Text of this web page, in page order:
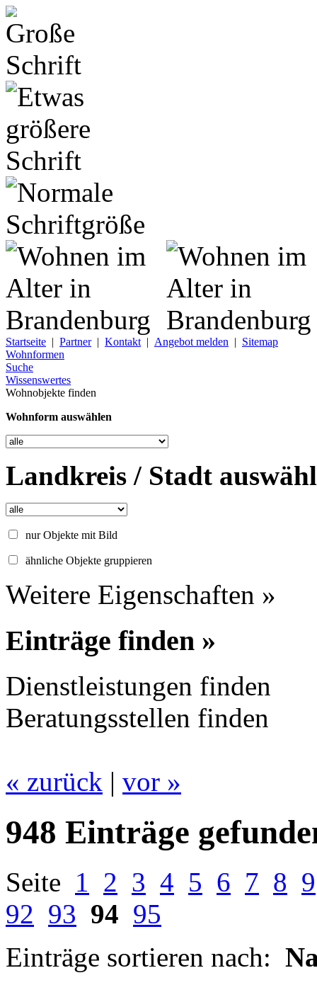
Startseite | Partner| Kontakt | Angebot melden | Sitemap
Wohnformen
Suche
Wissenswertes
Wohnobjekte finden
Wohnform auswählen
Landkreis / Stadt
nur Objekte mit Bild
ähnliche Objekte gruppieren
Weitere Eigenschaften »
Einträge finden »
Dienstleistungen finden
Beratungsstellen finden
« zurück | vor »
948 Einträge
Seite 1 2 3 4 5 6 7 8 9
92 93 94 95
Einträge sortieren nach: